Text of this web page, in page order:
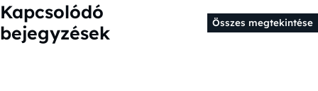
Kapcsolódó
bejegyzések
Összes megtekintése